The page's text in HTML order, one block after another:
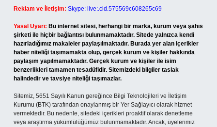
Reklam ve İletişim: Skype: live:.cid.575569c608265c69
Yasal Uyarı: Bu internet sitesi, herhangi bir marka, kurum veya şahıs
şirketi ile hiçbir bağlantısı bulunmamaktadır. Sitede yalnızca kendi
hazırladığımız makaleler paylaşılmaktadır. Burada yer alan içerikler
haber niteliği taşımamakta olup, gerçek kurum ve kişiler hakkında
paylaşım yapılmamaktadır. Gerçek kurum ve kişiler ile isim
benzerlikleri tamamen tesadüfidir. Sitemizdeki bilgiler taslak
halindedir ve tavsiye niteliği taşımazlar.
Sitemiz, 5651 Sayılı Kanun gereğince Bilgi Teknolojileri ve İletişim
Kurumu (BTK) tarafından onaylanmış bir Yer Sağlayıcı olarak hizmet
vermektedir. Bu nedenle, sitedeki içerikleri proaktif olarak denetleme
veya araştırma yükümlülüğümüz bulunmamaktadır. Ancak, üyelerimiz